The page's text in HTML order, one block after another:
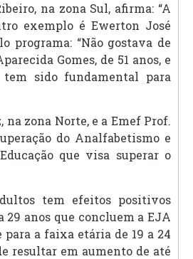
na zona Sul, afirma: “A
exemplo é Ewerton José
programa: “Não gostava de
Gomes, de 51 anos, e
sido fundamental para
zona Norte, e a Emef Prof.
do Analfabetismo e
que visa superar o
tem efeitos positivos
anos que concluem a EJA
a faixa etária de 19 a 24
resultar em aumento de até